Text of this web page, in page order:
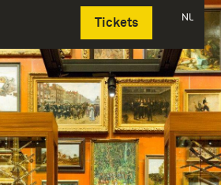
Tickets NL
Deutsch